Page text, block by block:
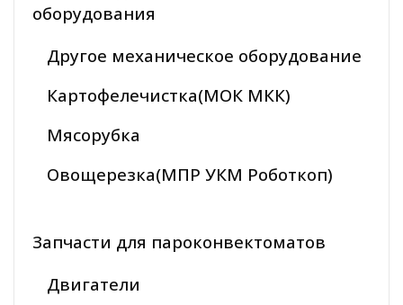
оборудования
Другое механическое оборудование
Картофелечистка(МОК МКК)
Мясорубка
Овощерезка(МПР УКМ Роботкоп)
Запчасти для пароконвектоматов
Двигатели